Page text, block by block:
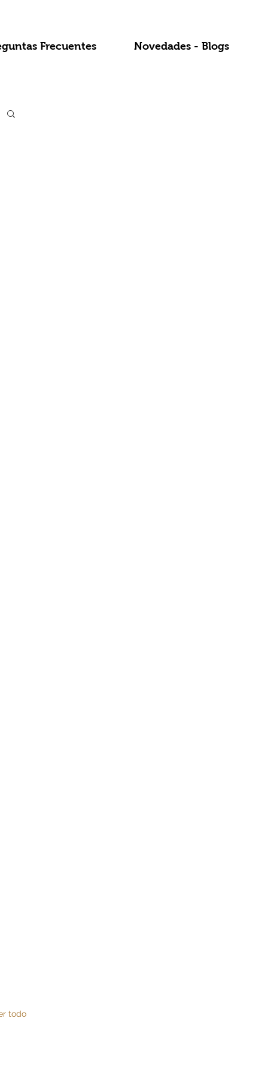
Frecuentes Novedades - Blogs
todo